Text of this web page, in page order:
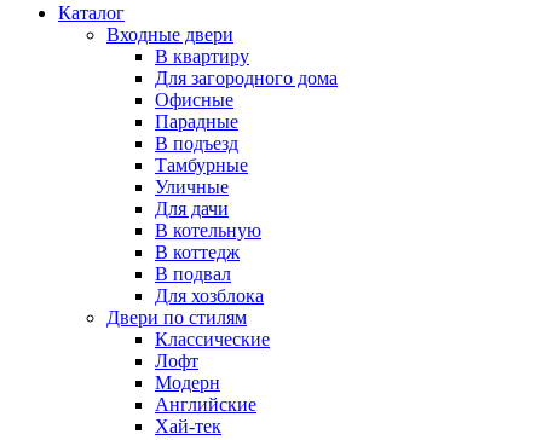
Каталог
Входные двери
В квартиру
Для загородного дома
Офисные
Парадные
В подъезд
Тамбурные
Уличные
Для дачи
В котельную
В коттедж
В подвал
Для хозблока
Двери по стилям
Классические
Лофт
Модерн
Английские
Хай-тек